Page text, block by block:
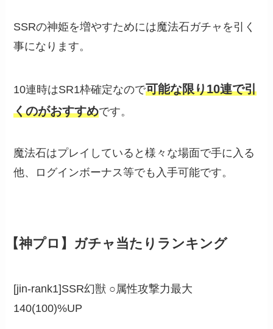
SSRの神姫を増やすためには魔法石ガチャを引く
事になります。
10連時はSR1枠確定なので可能な限り10連で引
くのがおすすめです。
魔法石はプレイしていると様々な場面で手に入る
他、ログインボーナス等でも入手可能です。
【神プロ】ガチャ当たりランキング
[jin-rank1]SSR幻獣 ○属性攻撃力最大
140(100)%UP